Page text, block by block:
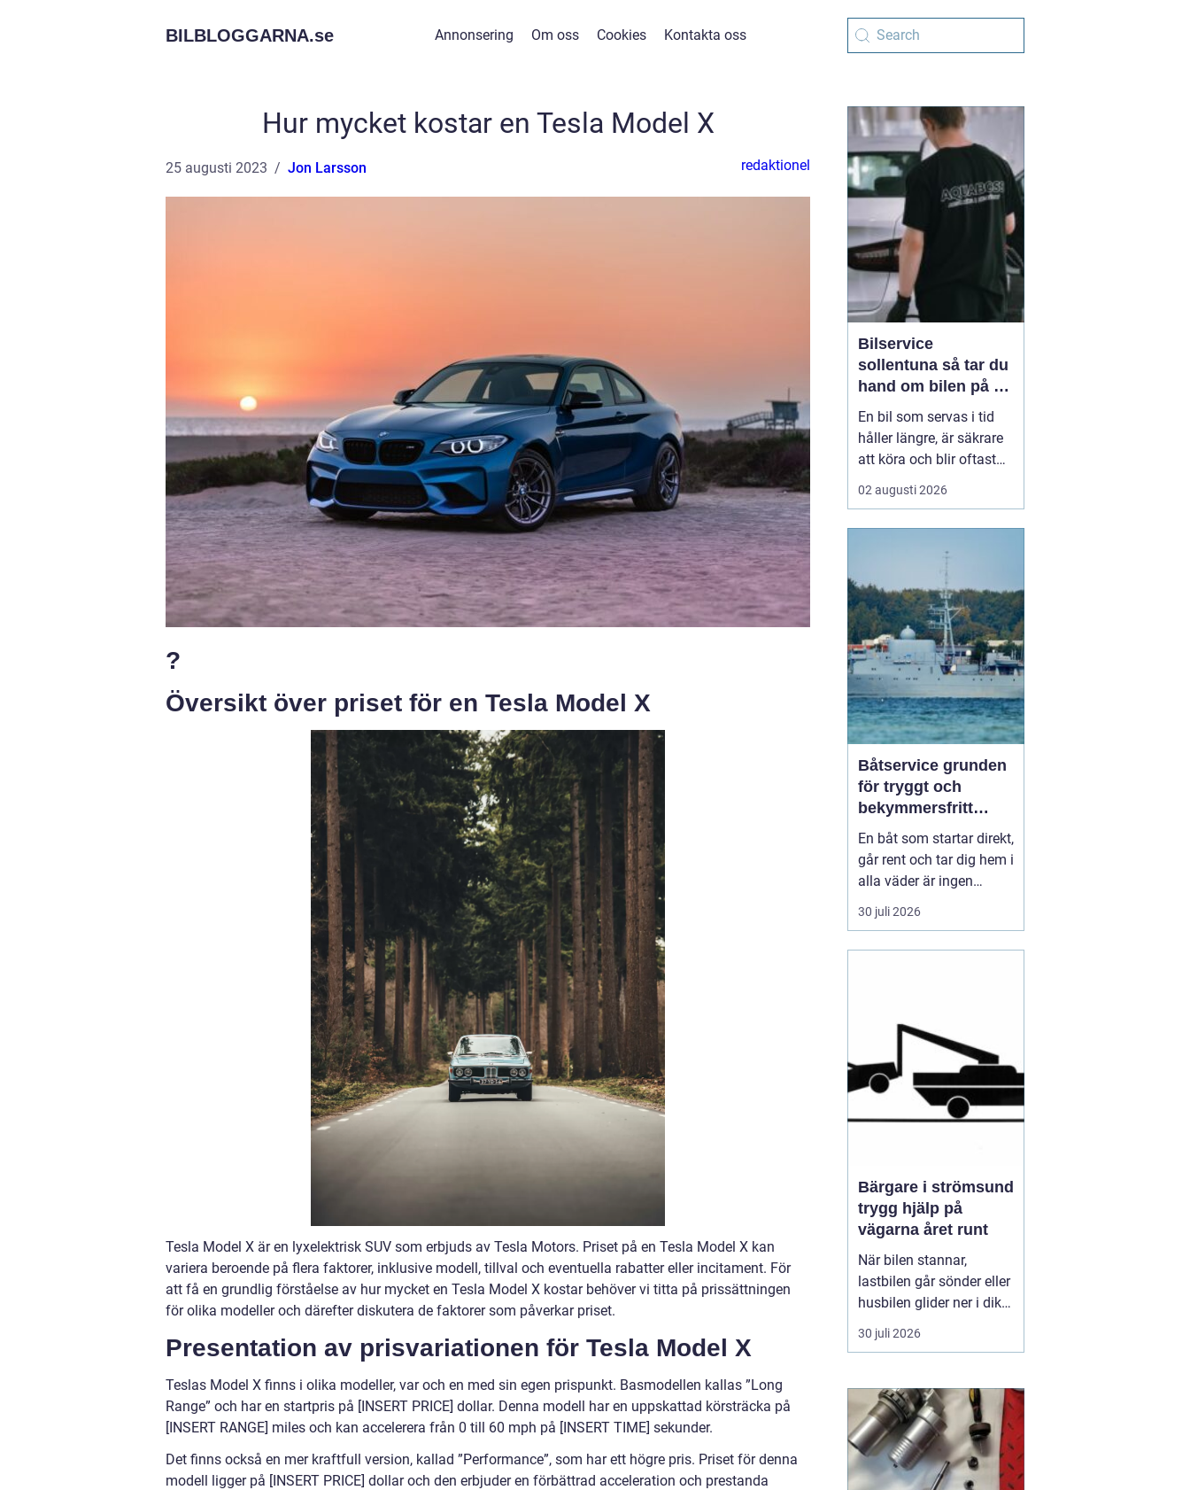
BILBLOGGARNA.se Annonsering Om oss Cookies Kontakta oss
Hur mycket kostar en Tesla Model X
25 augusti 2023 Jon Larsson redaktionel
?
Översikt över priset för en Tesla Model X
Tesla Model X är en lyxelektrisk SUV som erbjuds av Tesla Motors. Priset på en Tesla Model X kan
variera beroende på flera faktorer, inklusive modell, tillval och eventuella rabatter eller incitament. För
att få en grundlig förståelse av hur mycket en Tesla Model X kostar behöver vi titta på prissättningen
för olika modeller och därefter diskutera de faktorer som påverkar priset.
Presentation av prisvariationen för Tesla Model X
Teslas Model X finns i olika modeller, var och en med sin egen prispunkt. Basmodellen kallas ”Long
Range” och har en startpris på [INSERT PRICE] dollar. Denna modell har en uppskattad körsträcka på
[INSERT RANGE] miles och kan accelerera från 0 till 60 mph på [INSERT TIME] sekunder.
Det finns också en mer kraftfull version, kallad ”Performance”, som har ett högre pris. Priset för denna
modell ligger på [INSERT PRICE] dollar och den erbjuder en förbättrad acceleration och prestanda
Bilservice
sollentuna så tar du
hand om bilen på ett
smart sätt
En bil som servas i tid
håller längre, är säkrare
att köra och blir oftast
billigare i längden. För
den som kör mycket i
Med r...
02 augusti 2026
Båtservice grunden
för tryggt och
bekymmersfritt
båtliv
En båt som startar direkt,
går rent och tar dig hem i
alla väder är ingen
slump. Bakom varje
problemfri båttur ligger
väntar tills något går
sönder, men den s...
30 juli 2026
Bärgare i strömsund
trygg hjälp på
vägarna året runt
När bilen stannar,
lastbilen går sönder eller
husbilen glider ner i diket
är behovet enkelt: snabb,
trygg och lugn hjälp på
de omgivande delarna
av Jämtland och södra
Lappland spelar
bärgningsfirmorna en
avgörande roll för att ...
30 juli 2026